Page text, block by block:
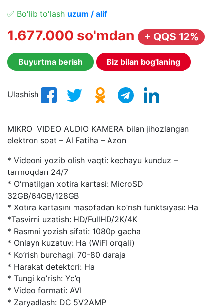
✅ Bo'lib to'lash uzum / alif
1.677.000 so'mdan + QQS 12%
Buyurtma berish Biz bilan bog'laning
Ulashish
MIKRO VIDEO AUDIO KAMERA bilan jihozlangan
elektron soat – Al Fatiha – Azon
* Videoni yozib olish vaqti: kechayu kunduz –
tarmoqdan 24/7
* Oʻrnatilgan xotira kartasi: MicroSD
32GB/64GB/128GB
* Xotira kartasini masofadan ko’rish funktsiyasi: Ha
*Tasvirni uzatish: HD/FullHD/2K/4K
* Rasmni yozish sifati: 1080p gacha
* Onlayn kuzatuv: Ha (WiFI orqali)
* Ko’rish burchagi: 70-80 daraja
* Harakat detektori: Ha
* Tungi ko’rish: Yo’q
* Video formati: AVI
* Zaryadlash: DC 5V2AMP